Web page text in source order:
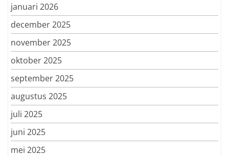
januari 2026
december 2025
november 2025
oktober 2025
september 2025
augustus 2025
juli 2025
juni 2025
mei 2025